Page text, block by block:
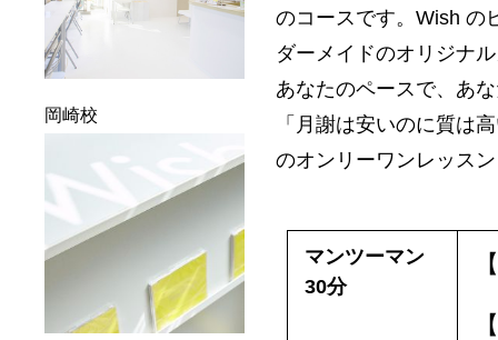
のコースです。Wish の
ダーメイドのオリジナ
あなたのペースで、あ
「月謝は安いのに質は
のオンリーワンレッス
マンツーマン
30分
岡崎校